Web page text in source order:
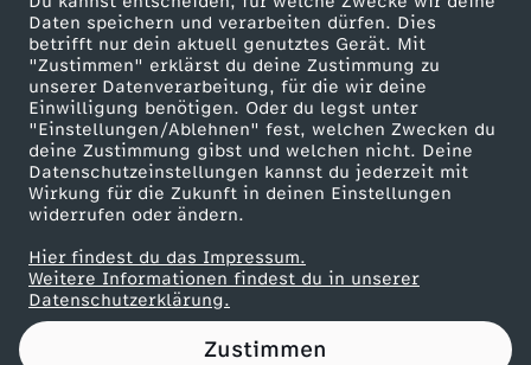
Daten speichern und verarbeiten dürfen. Dies
betrifft nur dein aktuell genutztes Gerät. Mit
"Zustimmen" erklärst du deine Zustimmung zu
unserer Datenverarbeitung, für die wir deine
Einwilligung benötigen. Oder du legst unter
"Einstellungen/Ablehnen" fest, welchen Zwecken du
deine Zustimmung gibst und welchen nicht. Deine
Datenschutzeinstellungen kannst du jederzeit mit
Wirkung für die Zukunft in deinen Einstellungen
widerrufen oder ändern.
Hier findest du das Impressum.
Weitere Informationen findest du in unserer
Datenschutzerklärung.
Zustimmen
B
r
a
n
t
n
ZDF goes Schule
Werbefernsehen
Mainzelmännchen
Partner